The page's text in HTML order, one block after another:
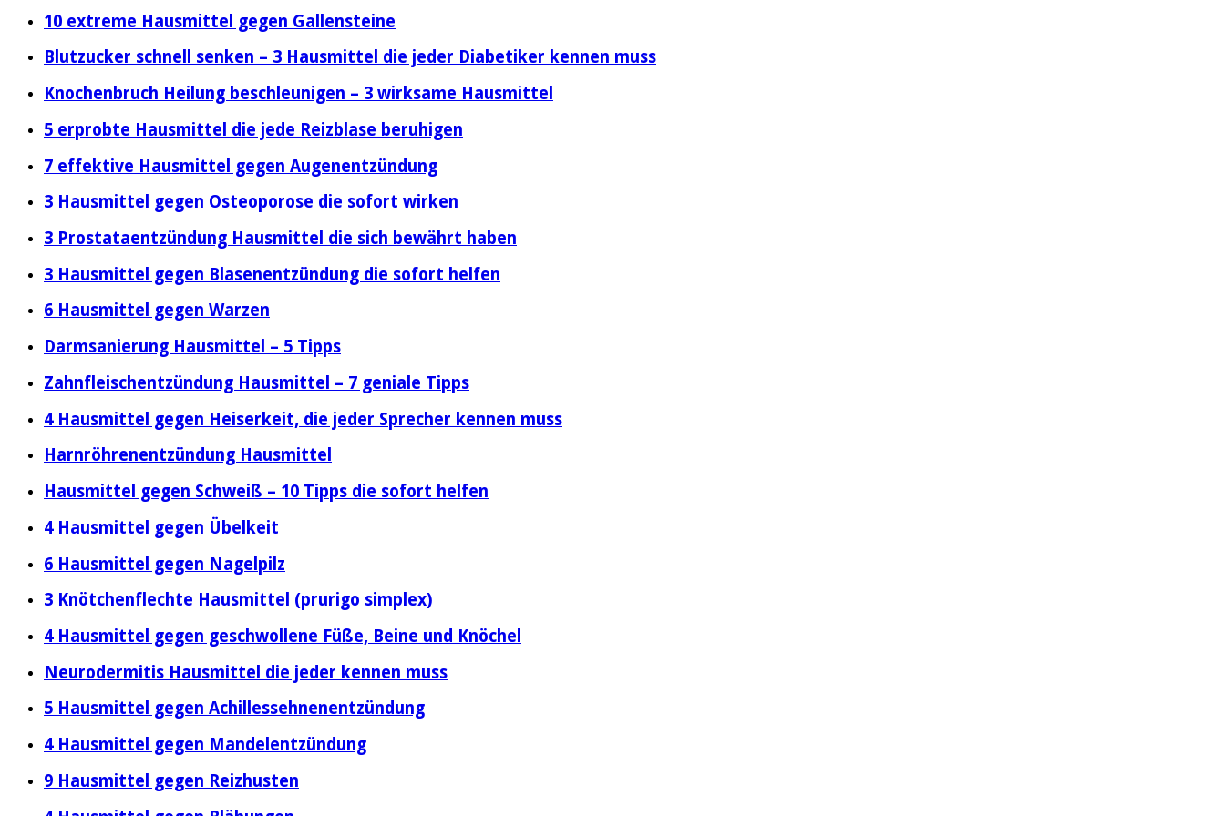
10 extreme Hausmittel gegen Gallensteine
Blutzucker schnell senken – 3 Hausmittel die jeder Diabetiker kennen muss
Knochenbruch Heilung beschleunigen – 3 wirksame Hausmittel
5 erprobte Hausmittel die jede Reizblase beruhigen
7 effektive Hausmittel gegen Augenentzündung
3 Hausmittel gegen Osteoporose die sofort wirken
3 Prostataentzündung Hausmittel die sich bewährt haben
3 Hausmittel gegen Blasenentzündung die sofort helfen
6 Hausmittel gegen Warzen
Darmsanierung Hausmittel – 5 Tipps
Zahnfleischentzündung Hausmittel – 7 geniale Tipps
4 Hausmittel gegen Heiserkeit, die jeder Sprecher kennen muss
Harnröhrenentzündung Hausmittel
Hausmittel gegen Schweiß – 10 Tipps die sofort helfen
4 Hausmittel gegen Übelkeit
6 Hausmittel gegen Nagelpilz
3 Knötchenflechte Hausmittel (prurigo simplex)
4 Hausmittel gegen geschwollene Füße, Beine und Knöchel
Neurodermitis Hausmittel die jeder kennen muss
5 Hausmittel gegen Achillessehnenentzündung
4 Hausmittel gegen Mandelentzündung
9 Hausmittel gegen Reizhusten